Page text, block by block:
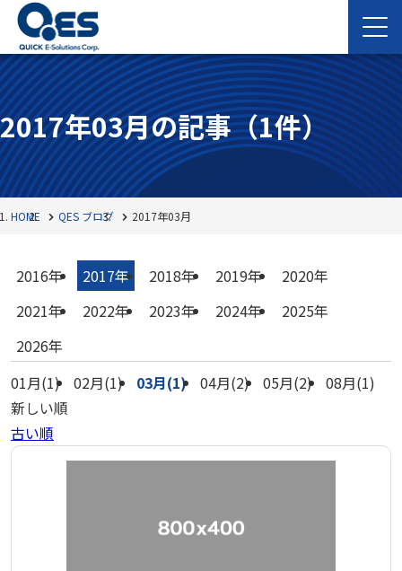
2017年03月の記事（1件）
HOME QES ブログ 2017年03月
2016年 2017年 2018年 2019年
2020年
2021年
2022年 2023年 2024年
2025年
2026年
01月(1)
02月(1) 03月(1) 04月(2) 05月(2)
08月(1)
新しい順
古い順